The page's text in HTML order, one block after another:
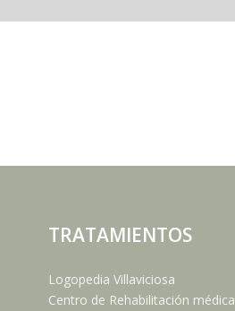
TRATAMIENTOS
Logopedia Villaviciosa
Centro de Rehabilitación médica